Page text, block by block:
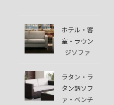
ホテル・客
室・ラウン
ジソファ
ラタン・ラ
タン調ソフ
ァ・ベンチ